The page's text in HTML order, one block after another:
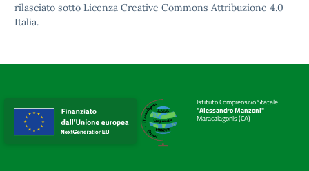
rilasciato sotto Licenza Creative Commons Attribuzione 4.0
Italia.
Istituto Comprensivo Statale
"Alessandro Manzoni"
Maracalagonis (CA)